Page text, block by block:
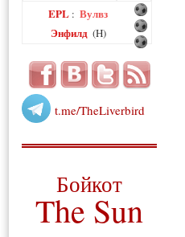
EPL : Вулвз
Энфилд (H)
t.me/TheLiverbird
Бойкот
The Sun